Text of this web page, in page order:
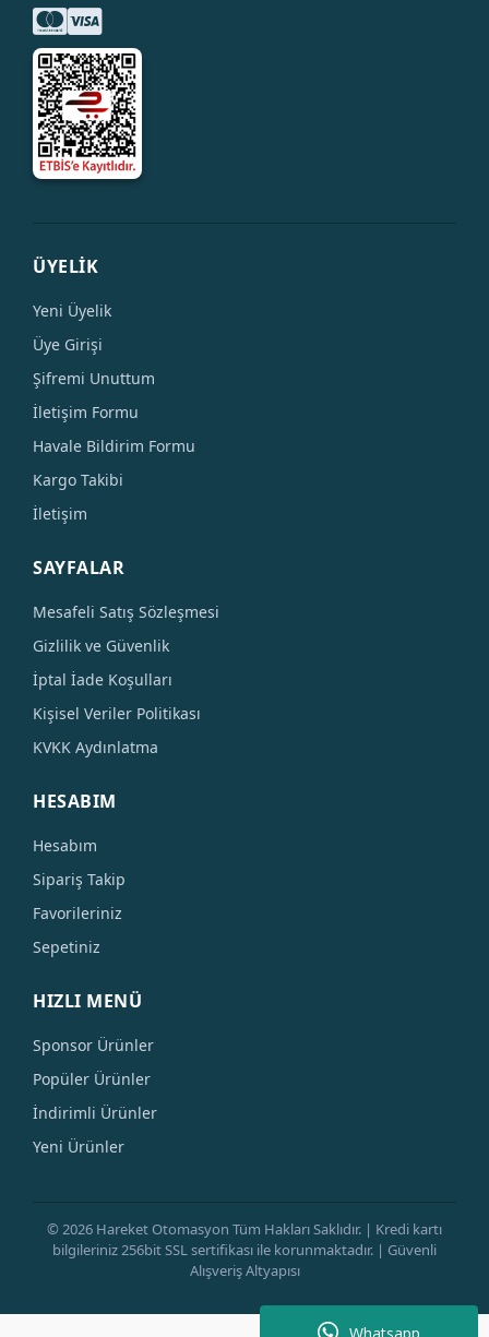
Whatsapp
ÜYELİK
Yeni Üyelik
Üye Girişi
Şifremi Unuttum
İletişim Formu
Havale Bildirim Formu
Kargo Takibi
İletişim
SAYFALAR
Mesafeli Satış Sözleşmesi
Gizlilik ve Güvenlik
İptal İade Koşulları
Kişisel Veriler Politikası
KVKK Aydınlatma
HESABIM
Hesabım
Sipariş Takip
Favorileriniz
Sepetiniz
HIZLI MENÜ
Sponsor Ürünler
Popüler Ürünler
İndirimli Ürünler
Yeni Ürünler
© 2026 Hareket Otomasyon Tüm Hakları Saklıdır. | Kredi kartı
bilgileriniz 256bit SSL sertifikası ile korunmaktadır. | Güvenli
Alışveriş Altyapısı